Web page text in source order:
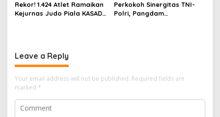
Rekor! 1.424 Atlet Ramaikan
Kejurnas Judo Piala KASAD
Perkokoh Sinergitas TNI-
Polri, Pangdam
Leave a Reply
Your email address will not be published. Required fields are
marked *